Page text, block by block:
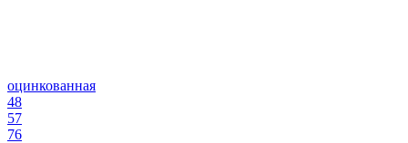
оцинкованная
48
57
76